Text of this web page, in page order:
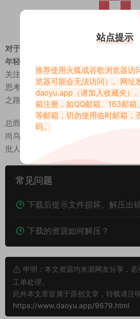
对于喜欢小众文化、追求个性表达，或
年轻人来说，
“不可爱很坏”在岛遇
关注的地方。在这里，你可以找到许多
思考，甚至可以找到志同道合的伙伴，
之路。
总而言之，“不可爱很坏”的岛遇App圈
尚乌托邦，她用自己的方式，定义着新
批人，去寻找属于自己的“不可爱”的美丽
常见问题
下载后提示文件损坏、解压出
下载的资源如何解压？
申明：本文资源均来源网友分享，
工单处理。
此外本文章皆属于原创文章，转载请注
https://www.daoyu.app/9679.html
站点提示
推荐使用火狐或谷歌浏览器访
览器可能会无法访问）。网址
daoyu.app （请加入收藏夹）
箱注册，如QQ邮箱、163邮
等邮箱，切勿使用临时邮箱，
码。